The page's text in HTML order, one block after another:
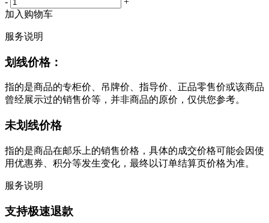
加入购物车
服务说明
划线价格：
指的是商品的专柜价、吊牌价、指导价、正品零售价或该商品
曾经展示过的销售价等，并非商品的原价，仅供您参考。
未划线价格
指的是商品在邮乐上的销售价格，具体的成交价格可能会因使
用优惠券、积分等发生变化，最终以订单结算页价格为准。
服务说明
支持极速退款